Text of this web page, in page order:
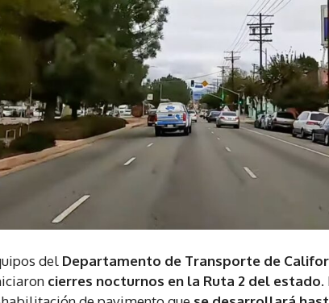
del Departamento de Transporte de
cierres nocturnos en la Ruta 2 del estado.